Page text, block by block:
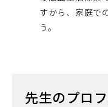
すから、家庭で
う。
先生のプロ